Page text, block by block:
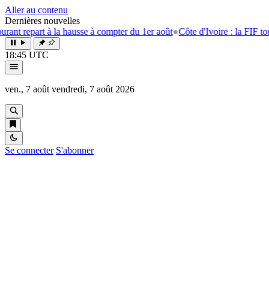
Aller au contenu
Dernières nouvelles
la hausse à compter du 1er août●Côte d'Ivoire : la FIF tourne la
18:45 UTC
ven., 7 août vendredi, 7 août 2026
Se connecter S'abonner